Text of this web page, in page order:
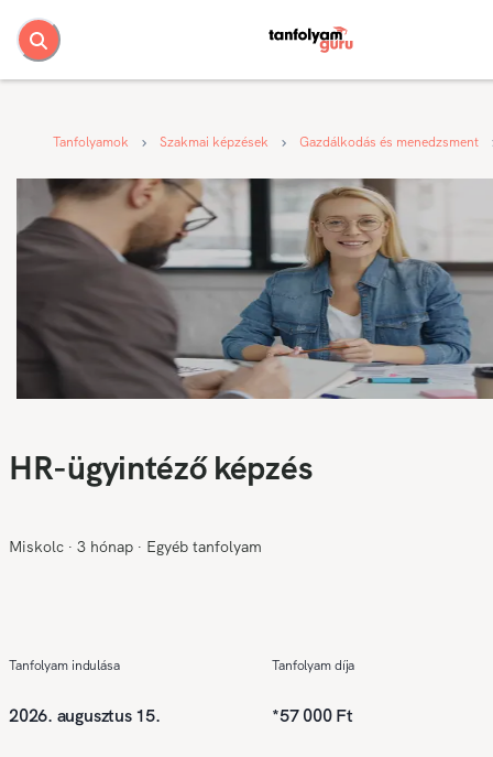
Tanfolyamok Szakmai képzések Gazdálkodás és menedzsment
HR-ügyintéző képzés
Miskolc ∙ 3 hónap ∙ Egyéb tanfolyam
Tanfolyam indulása
2026. augusztus 15.
Tanfolyam díja
*57 000 Ft